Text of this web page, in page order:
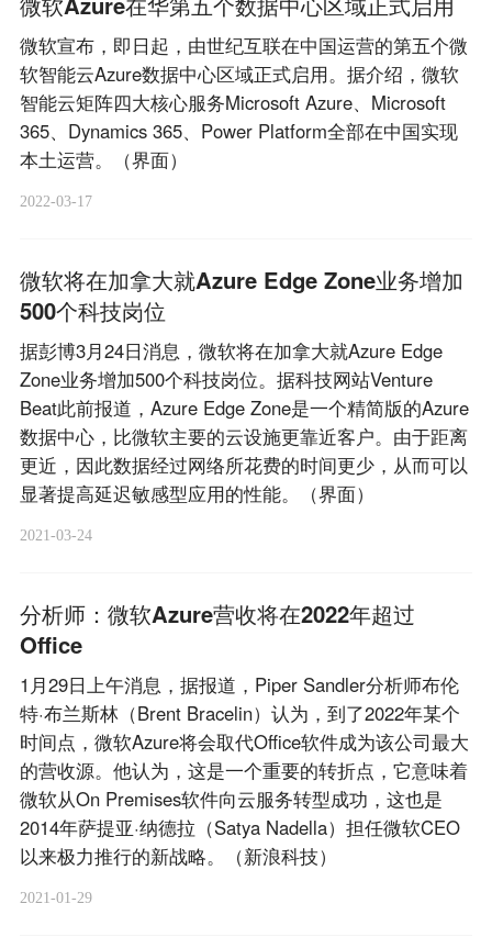
微软宣布，即日起，由世纪互联在中国运营的第五个微
软智能云Azure数据中心区域正式启用。据介绍，微软
智能云矩阵四大核心服务Microsoft Azure、Microsoft
365、Dynamics 365、Power Platform全部在中国实现
本土运营。（界面）
2022-03-17
微软将在加拿大就Azure Edge Zone业务增加
500个科技岗位
据彭博3月24日消息，微软将在加拿大就Azure Edge
Zone业务增加500个科技岗位。据科技网站Venture
Beat此前报道，Azure Edge Zone是一个精简版的Azure
数据中心，比微软主要的云设施更靠近客户。由于距离
更近，因此数据经过网络所花费的时间更少，从而可以
显著提高延迟敏感型应用的性能。（界面）
2021-03-24
分析师：微软Azure营收将在2022年超过
Office
1月29日上午消息，据报道，Piper Sandler分析师布伦
特·布兰斯林（Brent Bracelin）认为，到了2022年某个
时间点，微软Azure将会取代Office软件成为该公司最大
的营收源。他认为，这是一个重要的转折点，它意味着
微软从On Premises软件向云服务转型成功，这也是
2014年萨提亚·纳德拉（Satya Nadella）担任微软CEO
以来极力推行的新战略。（新浪科技）
2021-01-29